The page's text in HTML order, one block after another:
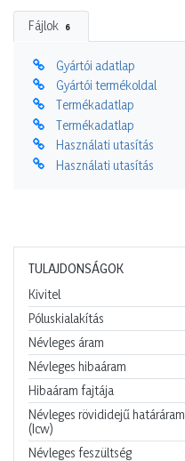
Fájlok 6
Gyártói adatlap
Gyártói termékoldal
Termékadatlap
Termékadatlap
Használati utasítás
Használati utasítás
TULAJDONSÁGOK
Kivitel
Póluskialakítás
Névleges áram
Névleges hibaáram
Hibaáram fajtája
Névleges rövididejű határáram
(Icw)
Névleges feszültség